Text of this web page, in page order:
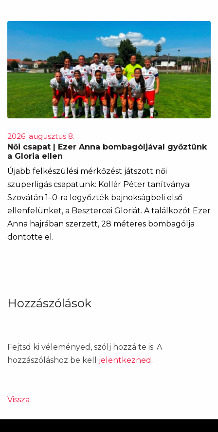
2026. augusztus 8.
Női csapat | Ezer Anna bombagóljával győztünk
a Gloria ellen
Újabb felkészülési mérkőzést játszott női
szuperligás csapatunk: Kollár Péter tanítványai
Szovátán 1–0-ra legyőzték bajnokságbeli első
ellenfelünket, a Besztercei Gloriát. A találkozót Ezer
Anna hajrában szerzett, 28 méteres bombagólja
döntötte el.
Hozzászólások
Fejtsd ki véleményed, szólj hozzá te is. A
hozzászóláshoz be kell jelentkezned .
Vissza